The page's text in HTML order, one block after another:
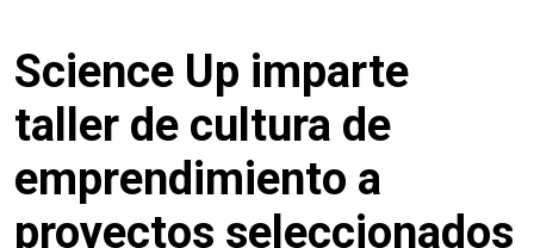
Science Up imparte
taller de cultura de
emprendimiento a
proyectos seleccionados